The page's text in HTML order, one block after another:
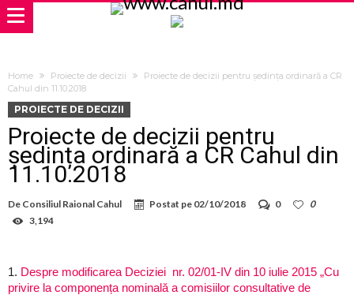
Home Proiecte de decizii
Proiecte de decizii pentru ședința ordinară a CR
Cahul din 11.10.2018
PROIECTE DE DECIZII
Proiecte de decizii pentru
ședința ordinară a CR Cahul din
11.10.2018
De Consiliul Raional Cahul Postat pe 02/10/2018 0
0
3,194
1. Despre modificarea Deciziei nr. 02/01-IV din 10 iulie 2015 „Cu
privire la componența nominală a comisiilor consultative de